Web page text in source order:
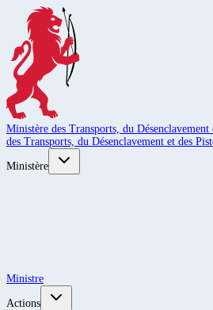
Ministère des Transports, du Désenclavement
des Transports, du Désenclavement et des
Ministère
Ministre
Actions